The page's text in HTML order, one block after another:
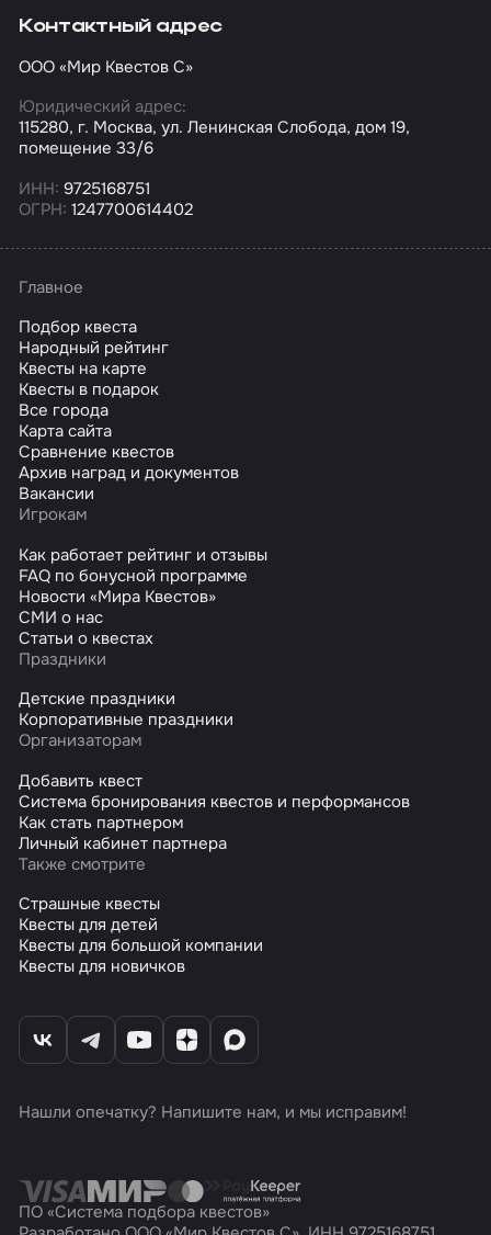
Контактный адрес
ООО «Мир Квестов С»
Юридический адрес:
115280, г. Москва, ул. Ленинская Слобода, дом 19,
помещение 33/6
ИНН: 9725168751
ОГРН: 1247700614402
Главное
Подбор квеста
Народный рейтинг
Квесты на карте
Квесты в подарок
Все города
Карта сайта
Сравнение квестов
Архив наград и документов
Вакансии
Игрокам
Как работает рейтинг и отзывы
FAQ по бонусной программе
Новости «Мира Квестов»
СМИ о нас
Статьи о квестах
Праздники
Детские праздники
Корпоративные праздники
Организаторам
Добавить квест
Система бронирования квестов и перформансов
Как стать партнером
Личный кабинет партнера
Также смотрите
Страшные квесты
Квесты для детей
Квесты для большой компании
Квесты для новичков
Нашли опечатку? Напишите нам, и мы исправим!
ПО «Система подбора квестов»